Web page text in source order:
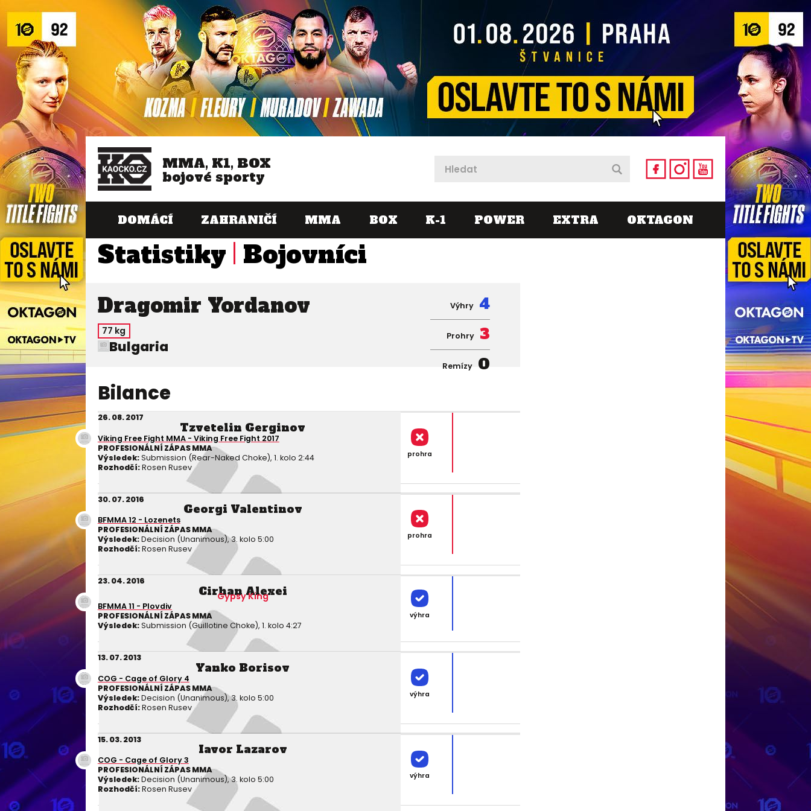
MMA, K1, BOX
bojové sporty
DOMÁCÍ ZAHRANIČÍ MMA BOX K-1 POWER EXTRA OKTAGON
Statistiky Bojovníci
Dragomir Yordanov
77 kg
Bulgaria
Výhry 4
Prohry 3
Remízy 0
Bilance
26. 08. 2017
Tzvetelin Gerginov
Viking Free Fight MMA - Viking Free Fight 2017
PROFESIONÁLNÍ ZÁPAS MMA
Výsledek:Submission (Rear-Naked Choke), 1. kolo 2:44
Rozhodčí:Rosen Rusev
prohra
30. 07. 2016
Georgi Valentinov
BFMMA 12 - Lozenets
PROFESIONÁLNÍ ZÁPAS MMA
Výsledek:Decision (Unanimous), 3. kolo 5:00
Rozhodčí:Rosen Rusev
prohra
23. 04. 2016
Cirhan Alexei
Gypsy King
BFMMA 11 - Plovdiv
PROFESIONÁLNÍ ZÁPAS MMA
Výsledek:Submission (Guillotine Choke), 1. kolo 4:27
výhra
13. 07. 2013
Yanko Borisov
COG - Cage of Glory 4
PROFESIONÁLNÍ ZÁPAS MMA
Výsledek:Decision (Unanimous), 3. kolo 5:00
Rozhodčí:Rosen Rusev
výhra
15. 03. 2013
Iavor Lazarov
COG - Cage of Glory 3
PROFESIONÁLNÍ ZÁPAS MMA
Výsledek:Decision (Unanimous), 3. kolo 5:00
Rozhodčí:Rosen Rusev
výhra